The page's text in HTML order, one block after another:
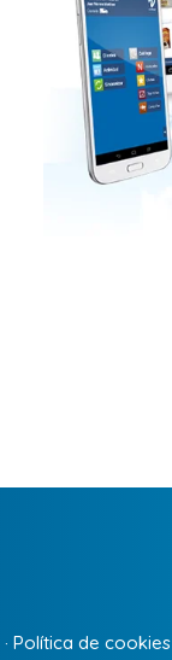
· Política de cookies